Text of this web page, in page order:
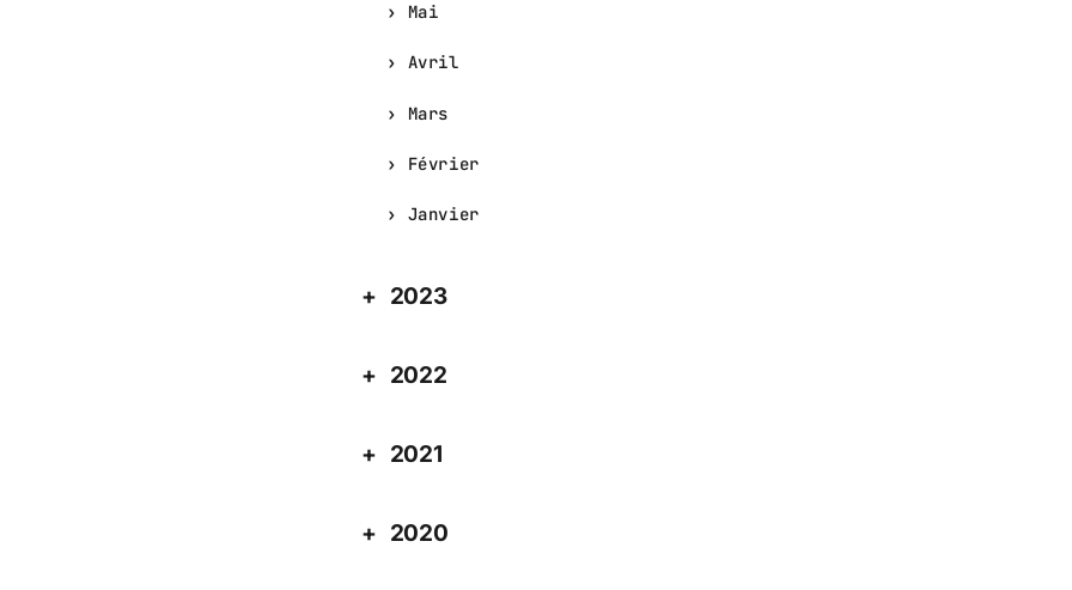
Mai
Avril
Mars
Février
Janvier
2023
2022
2021
2020